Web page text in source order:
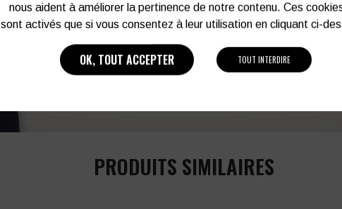
Vous souhaitez avoir
03 27 28 87 86
PRODUITS SIMILAIRES
nous aident à améliorer la pertinence de notre contenu. Ces
sont activés que si vous consentez à leur utilisation en cliquant ci-
OK, TOUT ACCEPTER TOUT INTERDIRE